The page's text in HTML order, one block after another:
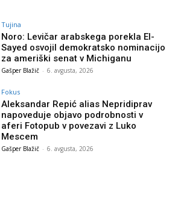
Tujina
Noro: Levičar arabskega porekla El-
Sayed osvojil demokratsko nominacijo
za ameriški senat v Michiganu
Gašper Blažič - 6. avgusta, 2026
Fokus
Aleksandar Repić alias Nepridiprav
napoveduje objavo podrobnosti v
aferi Fotopub v povezavi z Luko
Mescem
Gašper Blažič - 6. avgusta, 2026